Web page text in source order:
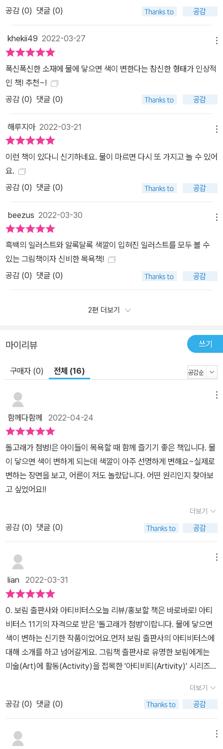
공감 (0) 댓글 (0)
khekii49 2022-03-27
폭신폭신한 소재에 물에 닿으면 색이 변한다는 참신한 형태가 인상적
인 책! 추천~!
공감 (0) 댓글 (0)
해루지아2022-03-21
이런 책이 있다니 신기하네요. 물이 마르면 다시 또 가지고 놀 수 있어
요.
공감 (0) 댓글 (0)
beezus 2022-03-30
흑백의 일러스트와 알록달록 색깔이 입혀진 일러스트를 모두 볼 수
있는 그림책이자 신비한 목욕책!
공감 (0) 댓글 (0)
2편 더보기
마이리뷰 쓰기
구매자 (0) 전체 (16)
함께다함께 2022-04-24
돌고래가 첨벙!은 아이들이 목욕할 때 함께 즐기기 좋은 책입니다. 물
이 닿으면 색이 변하게 되는데 색깔이 아주 선명하게 변해요~실제로
변하는 장면을 보고, 어른이 저도 놀랐답니다. 어떤 원리인지 찾아보
고 싶었어요!!
더보기
공감 (0) 댓글 (0)
lian 2022-03-31
​​0. 보림 출판사와 아티비터스오늘 리뷰/홍보할 책은 바로바로! 아티
비터스 11기의 자격으로 받은 '돌고래가 첨벙'이랍니다. 물에 닿으면
색이 변하는 신기한 작품이었어요.먼저 보림 출판사의 아티비터스에
대해 소개를 하고 넘어갈게요. 그림책 출판사로 유명한 보림에게는
미술(Art)에 활동(Activity)을 접목한 '아티비티(Artivity)' 시리즈가
스(Artiviters)가 되었답니다.보림 출판사 시리즈 중 하나, 아티비티
Art + Activity = Artivity보림 출판사 대학생 서포터즈, 아티비터스
Artivity + er + s = Ariviters아티비터스는 대학교 2-3학년으로 이
루어져 있고 독자의 능동적인 참여를 강조하는 아티비티 시리즈와 보
더보기
공감 (0) 댓글 (0)